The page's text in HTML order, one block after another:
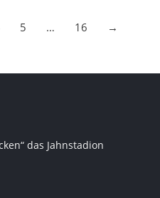
5 … 16 →
das Jahnstadion